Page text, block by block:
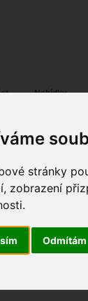
stránky
zobrazení
Odmítám
Nabídky
17. 07. 2023 11:14
Černá SofiG
autora